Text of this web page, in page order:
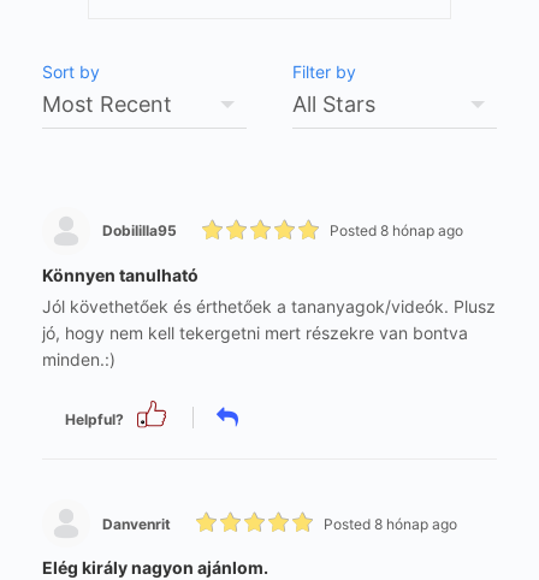
Sort by Filter by
Dobililla95 Posted 8 hónap ago
Könnyen tanulható
Jól követhetőek és érthetőek a tananyagok/videók. Plusz
jó, hogy nem kell tekergetni mert részekre van bontva
minden.:)
Helpful?
Danvenrit Posted 8 hónap ago
Elég király nagyon ajánlom.